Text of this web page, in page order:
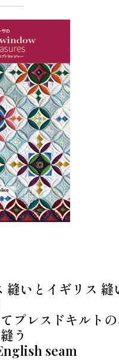
縫いとイギリス 縫
プレスドキルト
う
seam